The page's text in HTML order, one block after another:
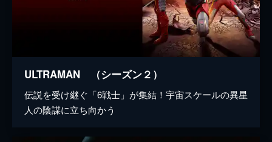
ULTRAMAN （シーズン２）
伝説を受け継ぐ「6戦士」が集結！宇宙スケールの異星
人の陰謀に立ち向かう